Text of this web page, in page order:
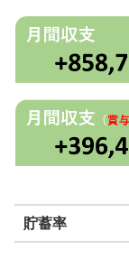
貯蓄率